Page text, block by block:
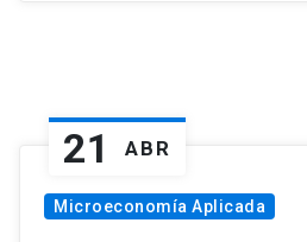
21 ABR
Microeconomía Aplicada